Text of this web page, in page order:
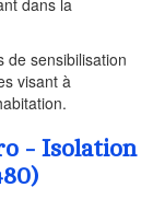
dans la
de sensibilisation
visant à
- Isolation